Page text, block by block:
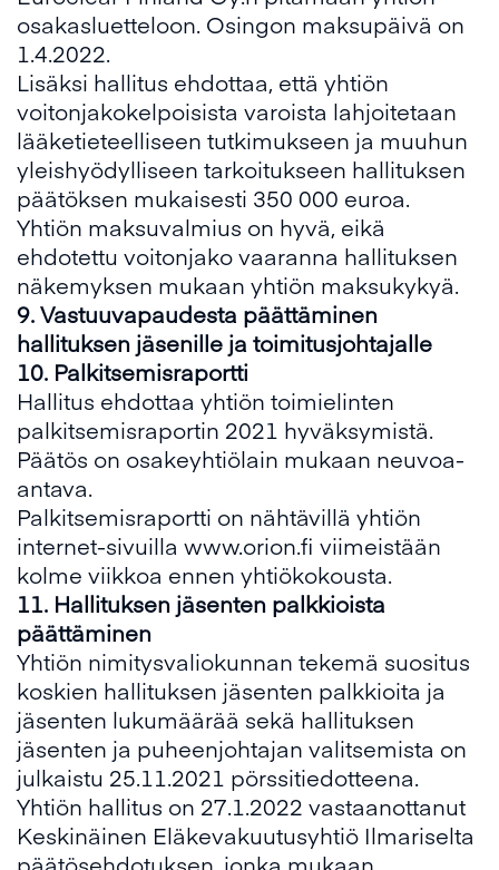
osakasluetteloon. Osingon maksupäivä on
1.4.2022.
Lisäksi hallitus ehdottaa, että yhtiön
voitonjakokelpoisista varoista lahjoitetaan
lääketieteelliseen tutkimukseen ja muuhun
yleishyödylliseen tarkoitukseen hallituksen
päätöksen mukaisesti 350 000 euroa.
Yhtiön maksuvalmius on hyvä, eikä
ehdotettu voitonjako vaaranna hallituksen
näkemyksen mukaan yhtiön maksukykyä.
9.Vastuuvapaudesta päättäminen
hallituksen jäsenille ja toimitusjohtajalle
10. Palkitsemisraportti
Hallitus ehdottaa yhtiön toimielinten
palkitsemisraportin 2021 hyväksymistä.
Päätös on osakeyhtiölain mukaan neuvoa-
antava.
Palkitsemisraportti on nähtävillä yhtiön
internet-sivuilla www.orion.fi viimeistään
kolme viikkoa ennen yhtiökokousta.
11. Hallituksen jäsenten palkkioista
päättäminen
Yhtiön nimitysvaliokunnan tekemä suositus
koskien hallituksen jäsenten palkkioita ja
jäsenten lukumäärää sekä hallituksen
jäsenten ja puheenjohtajan valitsemista on
julkaistu 25.11.2021 pörssitiedotteena.
Yhtiön hallitus on 27.1.2022 vastaanottanut
Keskinäinen Eläkevakuutusyhtiö Ilmariselta
päätösehdotuksen, jonka mukaan